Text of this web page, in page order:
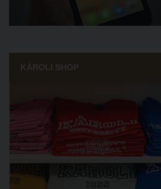
KÁROLI SHOP